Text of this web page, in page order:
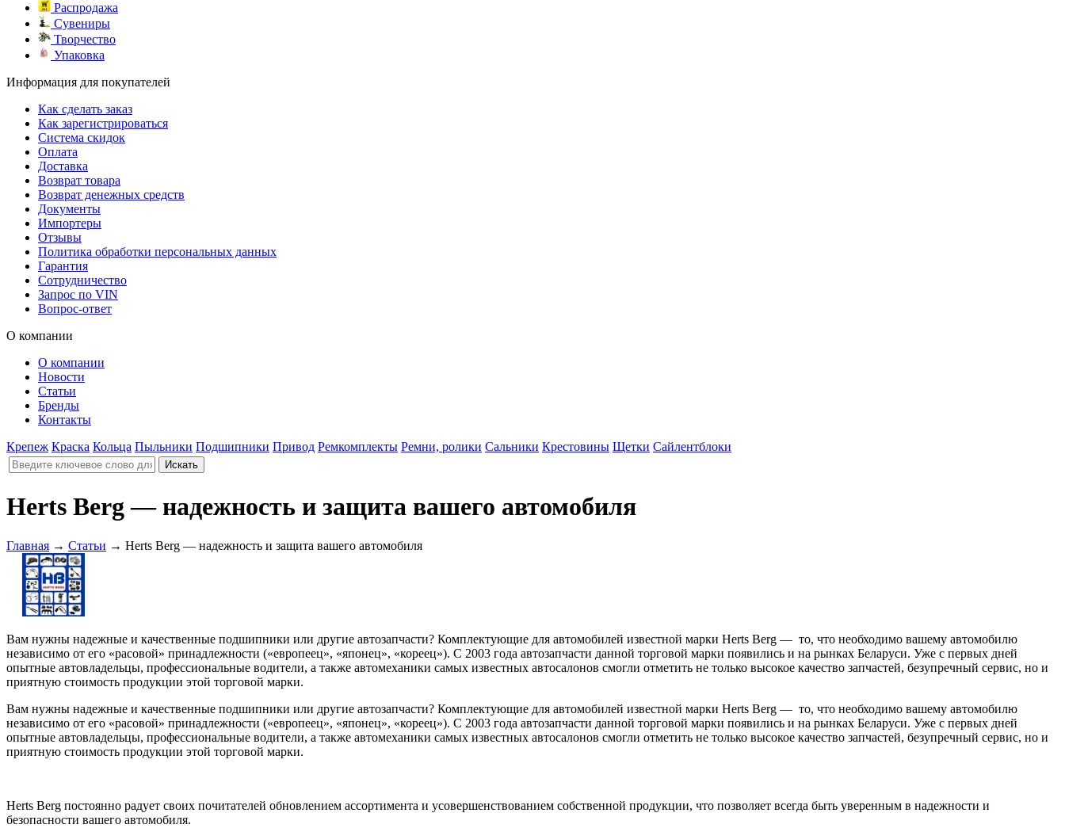
Распродажа
Сувениры
Творчество
Упаковка
Информация для покупателей
Как сделать заказ
Как зарегистрироваться
Система скидок
Оплата
Доставка
Возврат товара
Возврат денежных средств
Документы
Импортеры
Отзывы
Политика обработки персональных данных
Гарантия
Сотрудничество
Запрос по VIN
Вопрос-ответ
О компании
О компании
Новости
Статьи
Бренды
Контакты
Крепеж Краска Кольца Пыльники Подшипники Привод Ремкомплекты Ремни, ролики Сальники Крестовины Щетки Сайлентблоки
Herts Berg — надежность и защита вашего автомобиля
Главная → Статьи → Herts Berg — надежность и защита вашего автомобиля
Вам нужны надежные и качественные подшипники или другие автозапчасти? Комплектующие для автомобилей известной марки Herts Berg — то, что необходимо вашему автомобилю
независимо от его «расовой» принадлежности («европеец», «японец», «кореец»). С 2003 года автозапчасти данной торговой марки появились и на рынках Беларуси. Уже с первых дней
опытные автовладельцы, профессиональные водители, а также автомеханики самых известных автосалонов смогли отметить не только высокое качество запчастей, безупречный сервис, но и
приятную стоимость продукции этой торговой марки.
Вам нужны надежные и качественные подшипники или другие автозапчасти? Комплектующие для автомобилей известной марки Herts Berg — то, что необходимо вашему автомобилю
независимо от его «расовой» принадлежности («европеец», «японец», «кореец»). С 2003 года автозапчасти данной торговой марки появились и на рынках Беларуси. Уже с первых дней
опытные автовладельцы, профессиональные водители, а также автомеханики самых известных автосалонов смогли отметить не только высокое качество запчастей, безупречный сервис, но и
приятную стоимость продукции этой торговой марки.
Herts Berg постоянно радует своих почитателей обновлением ассортимента и усовершенствованием собственной продукции, что позволяет всегда быть уверенным в надежности и
безопасности вашего автомобиля.